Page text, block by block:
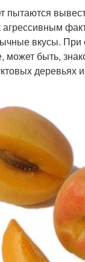
агрессивным
вкусы.
может быть,